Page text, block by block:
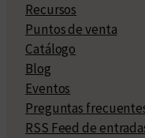
Recursos
Puntos de venta
Catálogo
Blog
Eventos
Preguntas
RSS Feed de